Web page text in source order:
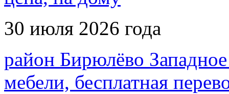
30 июля 2026 года
район Бирюлёво
мебели, бесплатная